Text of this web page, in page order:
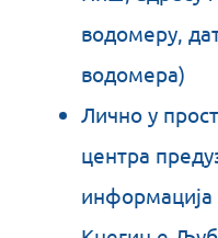
водомеру,
водомера)
Лично у
центра
информација